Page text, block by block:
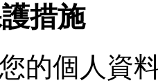
措施
的個人資